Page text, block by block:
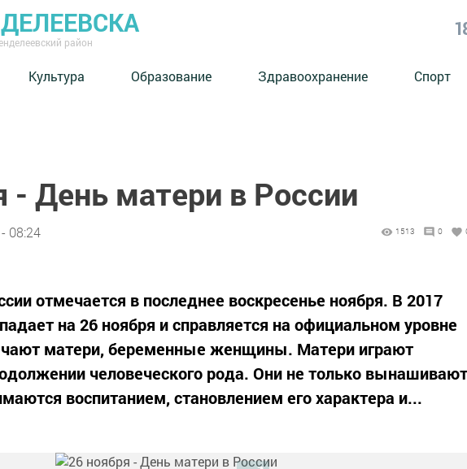
район
Культура Образование Здравоохранение Спорт
- День матери в России
08:24 1513 0
отмечается в последнее воскресенье ноября. В 2017
на 26 ноября и справляется на официальном уровне
матери, беременные женщины. Матери играют
человеческого рода. Они не только вынашивают
воспитанием, становлением его характера и...